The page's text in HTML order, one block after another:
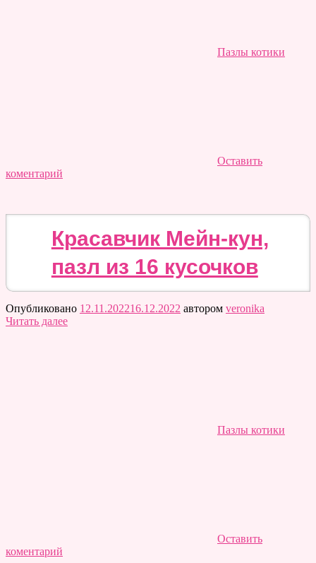
Пазлы котики
Оставить
коментарий
Красавчик Мейн-кун,
пазл из 16 кусочков
Опубликовано 12.11.202216.12.2022 автором veronika
Читать далее
Пазлы котики
Оставить
коментарий